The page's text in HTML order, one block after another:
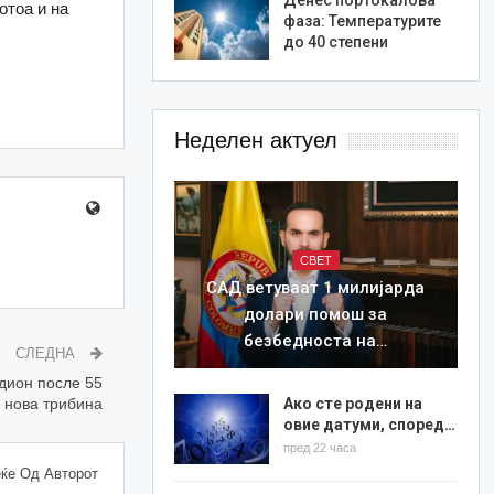
и на
СЛЕДНА
после 55
трибина
Од Авторот
фаза: Температурите
до 40 степени
Неделен актуел
СВЕТ
САД ветуваат 1 милијарда
долари помош за
безбедноста на…
Ако сте родени на
овие датуми, според…
пред 22 часа